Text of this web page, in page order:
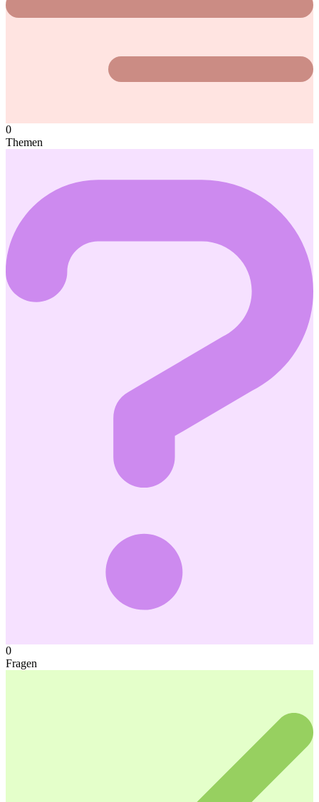
0
Themen
0
Fragen